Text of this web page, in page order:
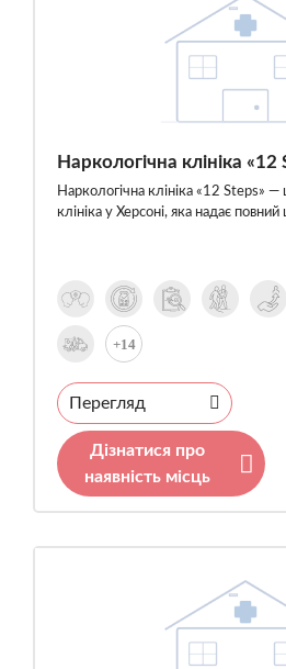
Наркологічна клініка «12
Наркологічна клініка «12 Steps» —
клініка у Херсоні, яка надає
+14
Перегляд
Дізнатися про
наявність місць